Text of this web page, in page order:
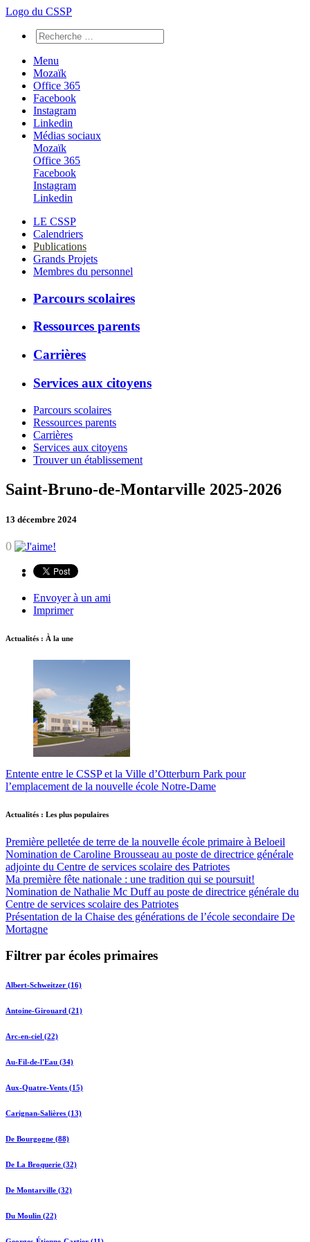
Logo du CSSP
Menu
Mozaïk
Office 365
Facebook
Instagram
Linkedin
Médias sociaux
Mozaïk
Office 365
Facebook
Instagram
Linkedin
LE CSSP
Calendriers
Publications
Grands Projets
Membres du personnel
Parcours scolaires
Ressources parents
Carrières
Services aux citoyens
Parcours scolaires
Ressources parents
Carrières
Services aux citoyens
Trouver un établissement
Saint-Bruno-de-Montarville 2025-2026
13 décembre 2024
0
Envoyer à un ami
Imprimer
Actualités : À la une
Entente entre le CSSP et la Ville d’Otterburn Park pour
l’emplacement de la nouvelle école Notre-Dame
Actualités : Les plus populaires
Première pelletée de terre de la nouvelle école primaire à Beloeil
Nomination de Caroline Brousseau au poste de directrice générale
adjointe du Centre de services scolaire des Patriotes
Ma première fête nationale : une tradition qui se poursuit!
Nomination de Nathalie Mc Duff au poste de directrice générale du
Centre de services scolaire des Patriotes
Présentation de la Chaise des générations de l’école secondaire De
Mortagne
Filtrer par écoles primaires
Albert-Schweitzer (16)
Antoine-Girouard (21)
Arc-en-ciel (22)
Au-Fil-de-l'Eau (34)
Aux-Quatre-Vents (15)
Carignan-Salières (13)
De Bourgogne (88)
De La Broquerie (32)
De Montarville (32)
Du Moulin (22)